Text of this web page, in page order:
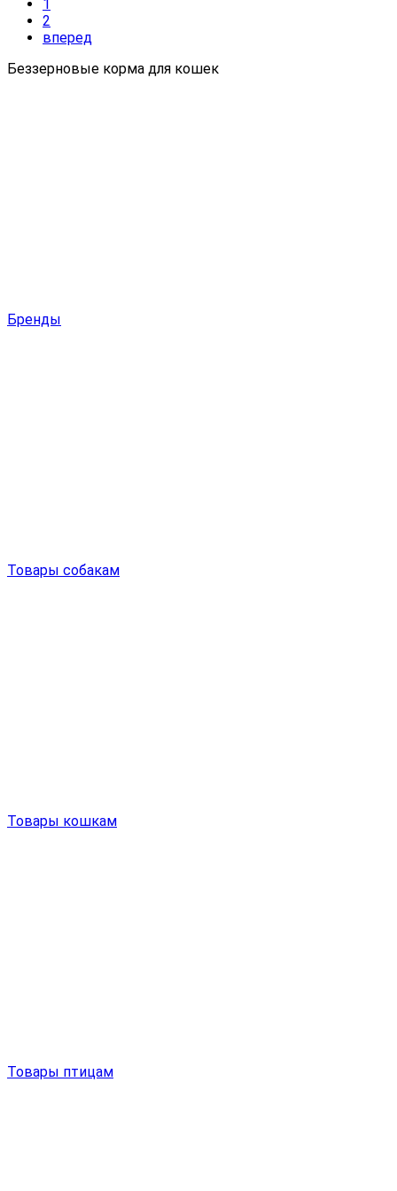
1
2
вперед
Беззерновые корма для кошек
Бренды
Товары собакам
Товары кошкам
Товары птицам